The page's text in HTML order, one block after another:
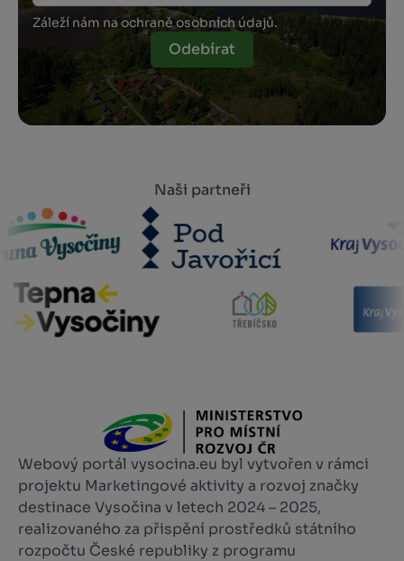
Záleží nám na ochraně osobních údajů.
Odebírat
Naši partneři
Webový portál vysocina.eu byl vytvořen v rámci
projektu Marketingové aktivity a rozvoj značky
destinace Vysočina v letech 2024 – 2025,
realizovaného za přispění prostředků státního
rozpočtu České republiky z programu